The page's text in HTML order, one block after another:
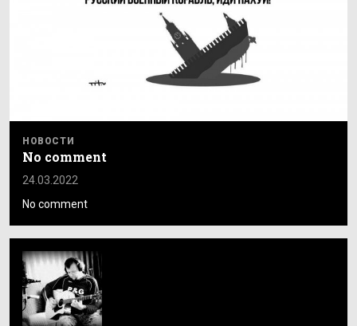
НОВОСТИ
No comment
24.03.2022
No comment